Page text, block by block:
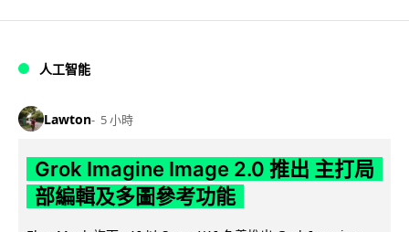
人工智能
Lawton 5 小時
Grok Imagine Image 2.0 推出 主打局
部編輯及多圖參考功能